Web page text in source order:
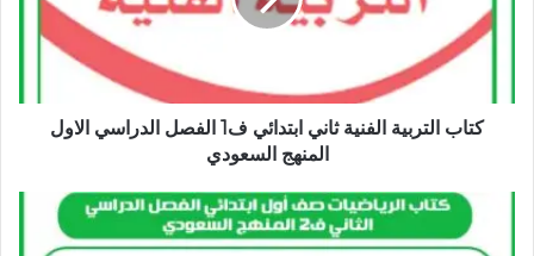
كتاب التربية الفنية ثاني ابتدائي ف1 الفصل الدراسي الاول
المنهج السعودي